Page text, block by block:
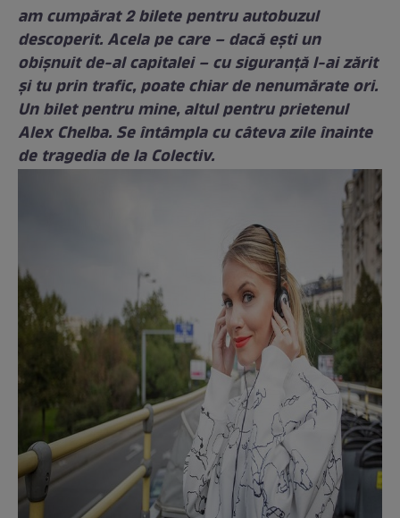
am cumpărat 2 bilete pentru autobuzul
descoperit. Acela pe care – dacă ești un
obișnuit de-al capitalei – cu siguranță l-ai zărit
și tu prin trafic, poate chiar de nenumărate ori.
Un bilet pentru mine, altul pentru prietenul
Alex Chelba. Se întâmpla cu câteva zile înainte
de tragedia de la Colectiv.